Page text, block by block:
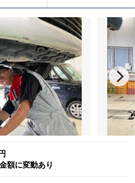
額に変動あり